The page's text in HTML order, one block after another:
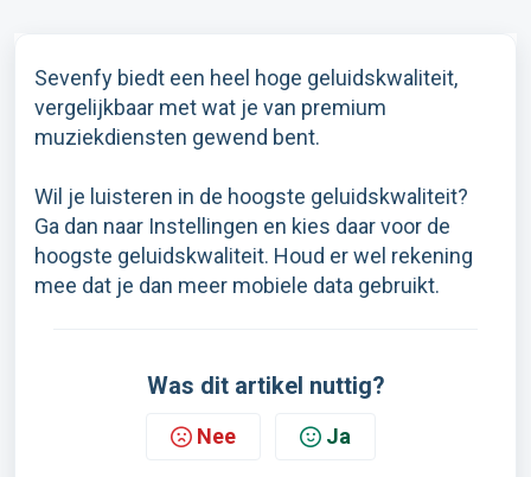
Sevenfy biedt een heel hoge geluidskwaliteit,
vergelijkbaar met wat je van premium
muziekdiensten gewend bent.
Wil je luisteren in de hoogste geluidskwaliteit?
Ga dan naar Instellingen en kies daar voor de
hoogste geluidskwaliteit. Houd er wel rekening
mee dat je dan meer mobiele data gebruikt.
Was dit artikel nuttig?
Nee Ja